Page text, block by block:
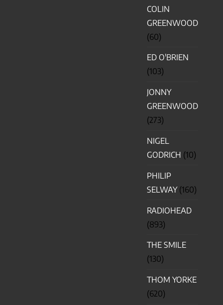
COLIN
GREENWOOD
(60)
ED O'BRIEN
(103)
JONNY
GREENWOOD
(273)
NIGEL
GODRICH (10)
PHILIP
SELWAY(160)
RADIOHEAD
(893)
THE SMILE
(130)
THOM YORKE
(620)